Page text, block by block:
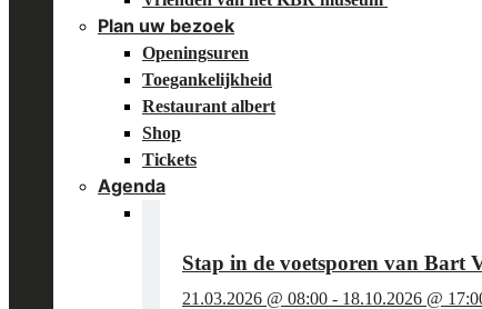
Plan uw bezoek
Openingsuren
Toegankelijkheid
Restaurant albert
Shop
Tickets
Agenda
Stap in de voetsporen van Bart
21.03.2026 @ 08:00 - 18.10.2026 @